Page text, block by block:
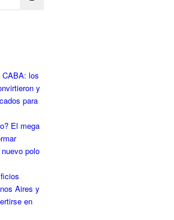
CABA: los
y
para
El mega
polo
Aires y
en